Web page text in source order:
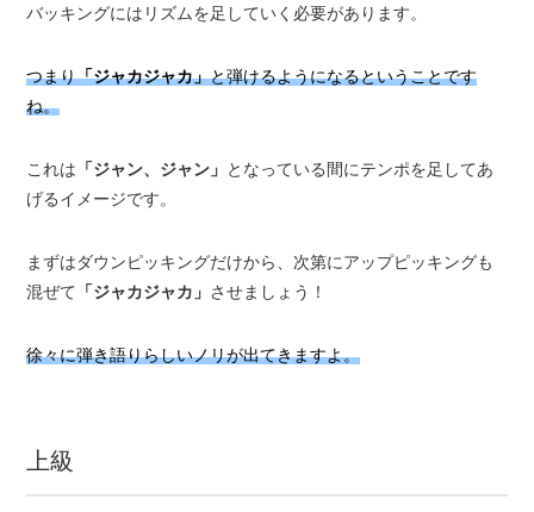
バッキングにはリズムを足していく必要があります。
つまり「ジャカジャカ」と弾けるようになるということです
ね。
これは 「ジャン、ジャン」 となっている間にテンポを足してあ
げるイメージです。
まずはダウンピッキングだけから、次第にアップピッキングも
混ぜて 「ジャカジャカ」 させましょう！
徐々に弾き語りらしいノリが出てきますよ。
上級